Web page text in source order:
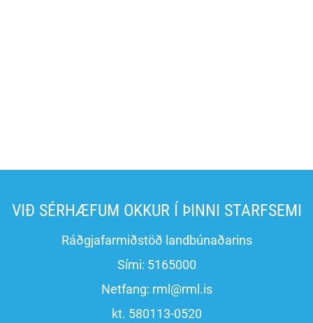
VIÐ SÉRHÆFUM OKKUR Í ÞINNI STARFSEMI
Ráðgjafarmiðstöð landbúnaðarins
Sími: 5165000
Netfang: rml@rml.is
kt. 580113-0520